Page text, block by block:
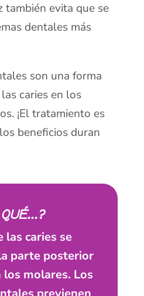
evita que se
dentales más
son una forma
caries en los
¡El tratamiento es
beneficios duran
las caries se
parte posterior
los molares. Los